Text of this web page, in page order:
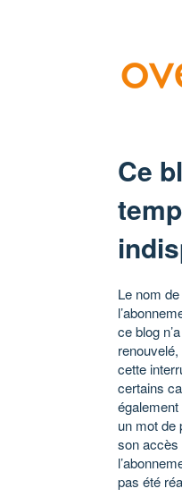
Ce
Le nom
ce blog
cette
certains
un mot de
son accès
pas été